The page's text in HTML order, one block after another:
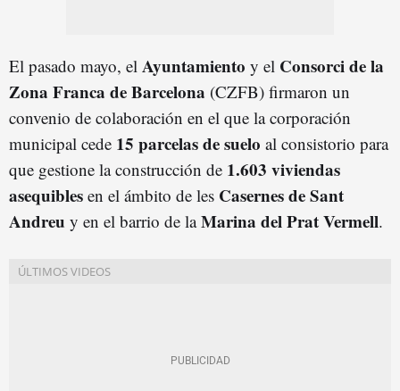
El pasado mayo, el Ayuntamiento y el Consorci de la
Zona Franca de Barcelona (CZFB) firmaron un
convenio de colaboración en el que la corporación
municipal cede 15 parcelas de suelo al consistorio para
que gestione la construcción de 1.603 viviendas
asequibles en el ámbito de les Casernes de Sant
Andreu y en el barrio de laMarina del Prat Vermell.